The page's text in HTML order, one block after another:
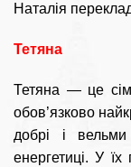
Наталія
Тетяна
Тетяна — це
обов’язково
добрі і вельми
енергетиці. У їх